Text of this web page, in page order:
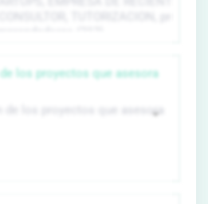
de los proyectos que asesora